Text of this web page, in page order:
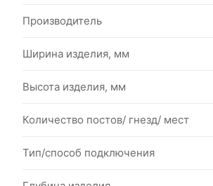
Производитель
Ширина изделия, мм
Высота изделия, мм
Количество постов/ гнезд/ мест
Тип/способ подключения